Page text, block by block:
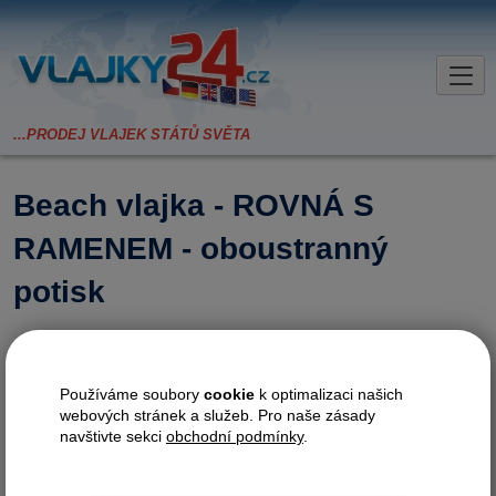
Beach vlajka - ROVNÁ S
RAMENEM - oboustranný
potisk
Velikosti:
Používáme soubory cookie k optimalizaci našich
webových stránek a služeb. Pro naše zásady
navštivte sekci obchodní podmínky.